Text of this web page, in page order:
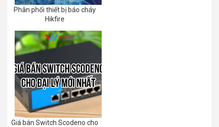
Phân phối thiết bị báo cháy
Hikfire
Giá bán Switch Scodeno cho